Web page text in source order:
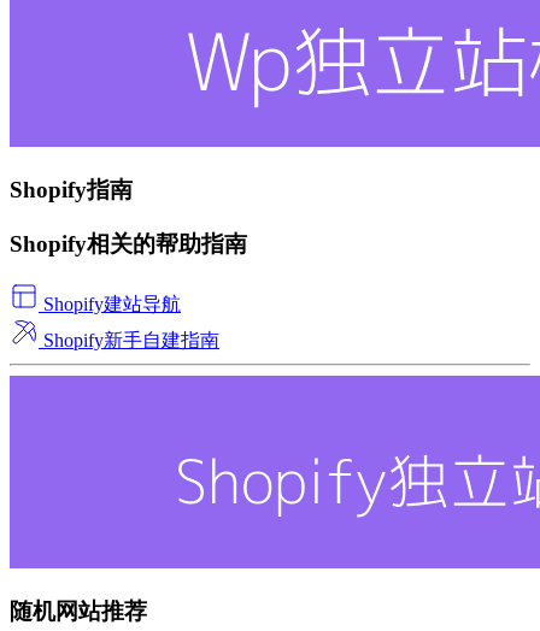
Shopify指南
Shopify相关的帮助指南
Shopify建站导航
Shopify新手自建指南
随机网站推荐